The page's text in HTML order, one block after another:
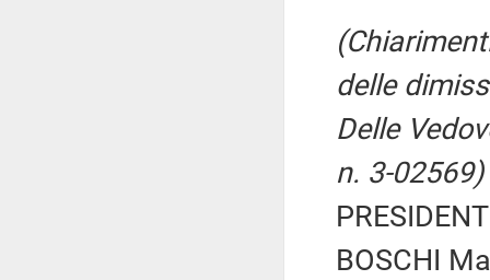
delle
Delle
n. 3-02569)
BOSCHI